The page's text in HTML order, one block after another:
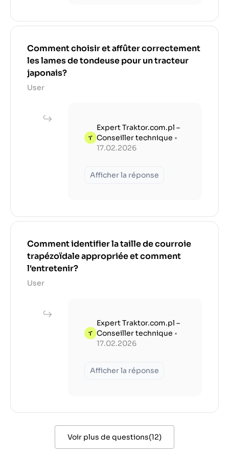
Comment choisir et affûter correctement
les lames de tondeuse pour un tracteur
japonais?
User
Expert Traktor.com.pl –
Conseiller technique •
17.02.2026
Afficher la réponse
Comment identifier la taille de courroie
trapézoïdale appropriée et comment
l'entretenir?
User
Expert Traktor.com.pl –
Conseiller technique •
17.02.2026
Afficher la réponse
Voir plus de questions(12)